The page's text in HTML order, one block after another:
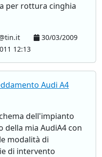
per rottura cinghia
30/03/2009
12:13
Audi A4
dell'impianto
mia AudiA4 con
modalità di
di intervento